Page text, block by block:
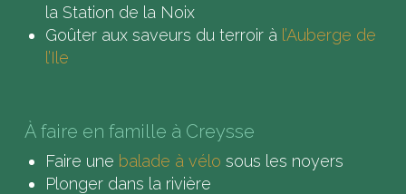
la Station de la Noix
Goûter aux saveurs du terroir à l’Auberge de
l’Ile
À faire en famille à Creysse
Faire une balade à vélo sous les noyers
Plonger dans la rivière